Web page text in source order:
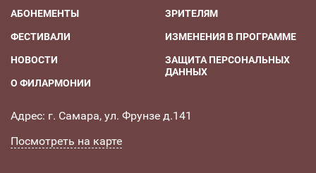
АБОНЕМЕНТЫ
ФЕСТИВАЛИ
НОВОСТИ
О ФИЛАРМОНИИ
ЗРИТЕЛЯМ
ИЗМЕНЕНИЯ В ПРОГРАММЕ
ЗАЩИТА ПЕРСОНАЛЬНЫХ
ДАННЫХ
Адрес: г. Самара, ул. Фрунзе д.141
Посмотреть на карте